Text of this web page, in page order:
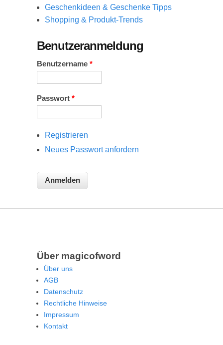
Geschenkideen & Geschenke Tipps
Shopping & Produkt-Trends
Benutzeranmeldung
Benutzername *
Passwort *
Registrieren
Neues Passwort anfordern
Über magicofword
Über uns
AGB
Datenschutz
Rechtliche Hinweise
Impressum
Kontakt